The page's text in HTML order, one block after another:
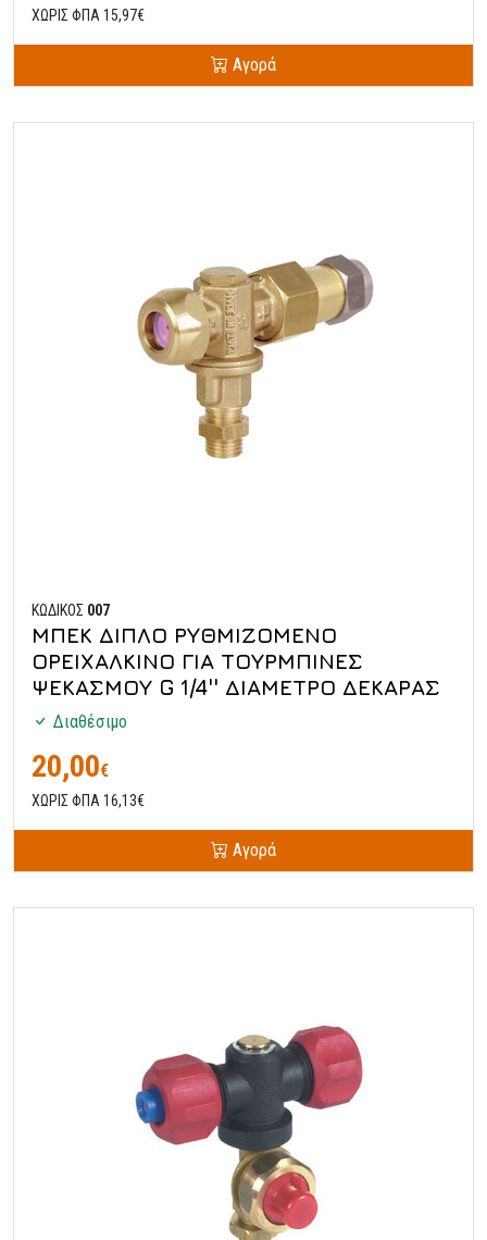
ΧΩΡΙΣ ΦΠΑ 15,97€
Αγορά
ΚΩΔΙΚΟΣ 007
ΜΠΕΚ ΔΙΠΛΟ ΡΥΘΜΙΖΟΜΕΝΟ
ΟΡΕΙΧΑΛΚΙΝΟ ΓΙΑ ΤΟΥΡΜΠΙΝΕΣ
ΨΕΚΑΣΜΟΥ G 1/4'' ΔΙΑΜΕΤΡΟ ΔΕΚΑΡΑΣ
Διαθέσιμο
20,00€
ΧΩΡΙΣ ΦΠΑ 16,13€
Αγορά